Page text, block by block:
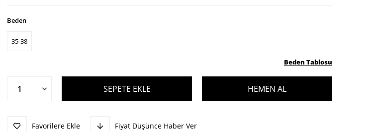
Beden
35-38
Beden Tablosu
Favorilere Ekle Fiyat Düşünce Haber Ver